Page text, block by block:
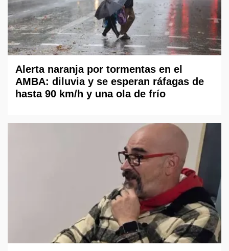
Alerta naranja por tormentas en el
AMBA: diluvia y se esperan ráfagas de
hasta 90 km/h y una ola de frío